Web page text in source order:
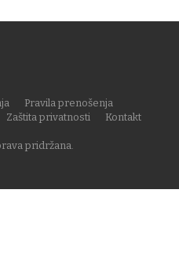
pridržana.
Pravila prenošenja
Zaštita privatnosti
Kontakt